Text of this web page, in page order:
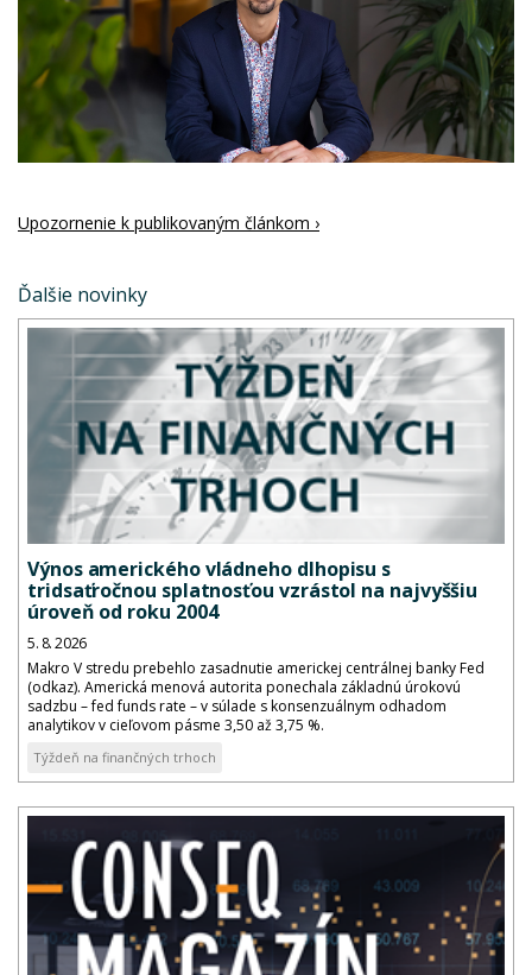
Upozornenie k publikovaným článkom ›
Ďalšie novinky
Výnos amerického vládneho dlhopisu s
tridsaťročnou splatnosťou vzrástol na najvyššiu
úroveň od roku 2004
5. 8. 2026
Makro V stredu prebehlo zasadnutie americkej centrálnej banky Fed
(odkaz). Americká menová autorita ponechala základnú úrokovú
sadzbu – fed funds rate – v súlade s konsenzuálnym odhadom
analytikov v cieľovom pásme 3,50 až 3,75 %.
Týždeň na finančných trhoch